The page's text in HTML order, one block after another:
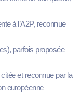
à l’A2P, reconnue
parfois proposée
et reconnue par la
européenne